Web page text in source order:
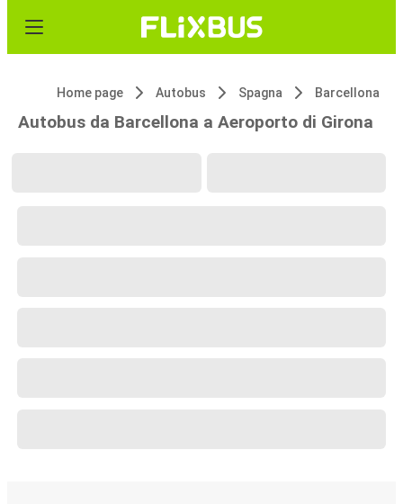
Home page Autobus Spagna Barcellona
Autobus da Barcellona a Aeroporto di Girona